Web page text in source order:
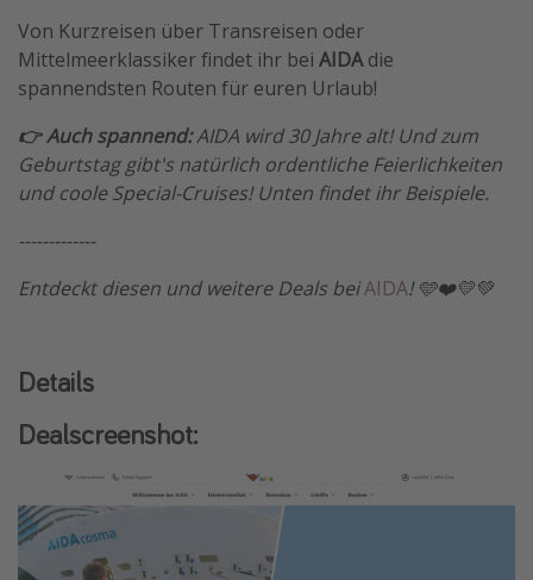
Von Kurzreisen über Transreisen oder
Mittelmeerklassiker findet ihr bei AIDAdie
spannendsten Routen für euren Urlaub!
👉 Auch spannend:AIDA wird 30 Jahre alt! Und zum
Geburtstag gibt's natürlich ordentliche Feierlichkeiten
und coole Special-Cruises! Unten findet ihr Beispiele.
-------------
Entdeckt diesen und weitere Deals beiAIDA! 🩵❤️💛💚
Details
Dealscreenshot: